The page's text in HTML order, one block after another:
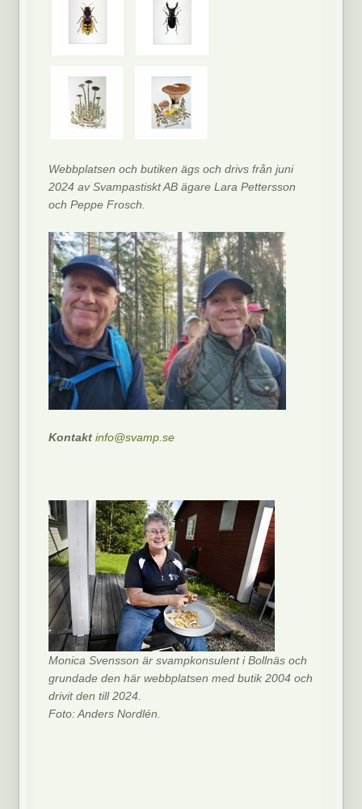
Webbplatsen och butiken ägs och drivs från juni
2024 av Svampastiskt AB ägare Lara Pettersson
och Peppe Frosch.
Kontaktinfo@svamp.se
Monica Svensson är svampkonsulent i Bollnäs och
grundade den här webbplatsen med butik 2004 och
drivit den till 2024.
Foto: Anders Nordlén.